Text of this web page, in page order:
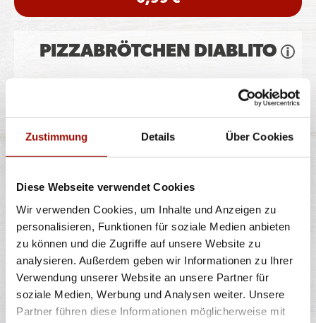
Zustimmung Details Über Cookies
Diese Webseite verwendet Cookies
Wir verwenden Cookies, um Inhalte und Anzeigen zu
personalisieren, Funktionen für soziale Medien anbieten
zu können und die Zugriffe auf unsere Website zu
analysieren. Außerdem geben wir Informationen zu Ihrer
Verwendung unserer Website an unsere Partner für
soziale Medien, Werbung und Analysen weiter. Unsere
Partner führen diese Informationen möglicherweise mit
PIZZABRÖTCHEN DIABLITO
Pizzateig, Gouda, Peperonisalami, Jalapeños
6,99 €
PIZZABRÖTCHEN CHEESY
SCHINKEN
Pizzateig, Gouda, Hinterschinken